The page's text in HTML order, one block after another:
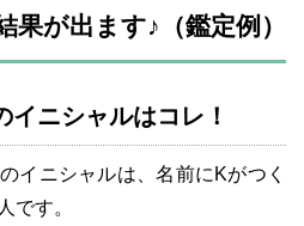
が出ます♪（鑑定例）
ニシャルはコレ！
イニシャルは、名前にKがつく
です。